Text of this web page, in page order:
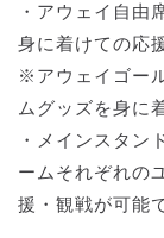
・アウェイ自由
身に着けての応
※アウェイゴー
ムグッズを身に
・メインスタン
ームそれぞれの
援・観戦が可能